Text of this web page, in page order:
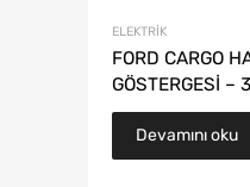
ELEKTRIK
FORD CARGO
GÖSTERGESİ
Devamını oku